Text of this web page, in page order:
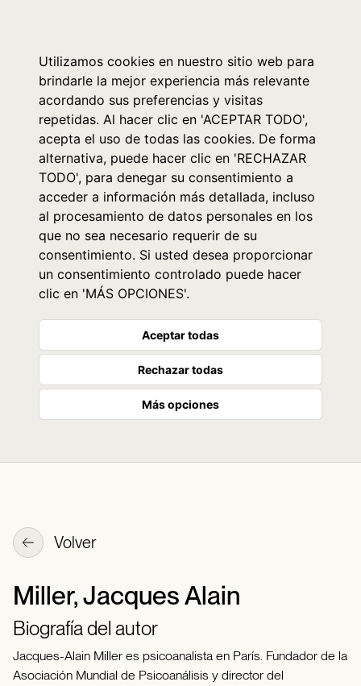
Utilizamos cookies en nuestro sitio web para
brindarle la mejor experiencia más relevante
acordando sus preferencias y visitas
repetidas. Al hacer clic en 'ACEPTAR TODO',
acepta el uso de todas las cookies. De forma
alternativa, puede hacer clic en 'RECHAZAR
TODO', para denegar su consentimiento a
acceder a información más detallada, incluso
al procesamiento de datos personales en los
que no sea necesario requerir de su
consentimiento. Si usted desea proporcionar
un consentimiento controlado puede hacer
clic en 'MÁS OPCIONES'.
Aceptar todas
Rechazar todas
Más opciones
Volver
Miller, Jacques Alain
Biografía del autor
Jacques-Alain Miller es psicoanalista en París. Fundador de la
Asociación Mundial de Psicoanálisis y director del